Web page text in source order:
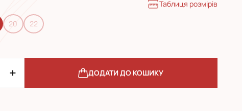
Таблиця розмірів
20 22
ДОДАТИ ДО КОШИКУ